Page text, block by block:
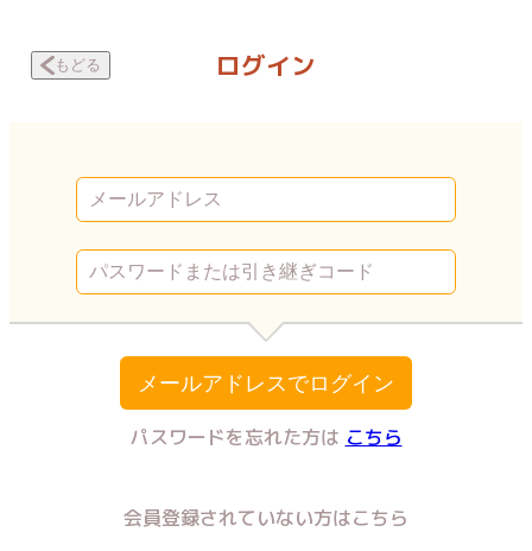
もどる ログイン
メールアドレスでログイン
パスワードを忘れた方は こちら
会員登録されていない方はこちら